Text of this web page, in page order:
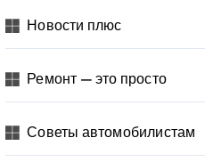
Новости плюс
Ремонт — это просто
Советы автомобилистам